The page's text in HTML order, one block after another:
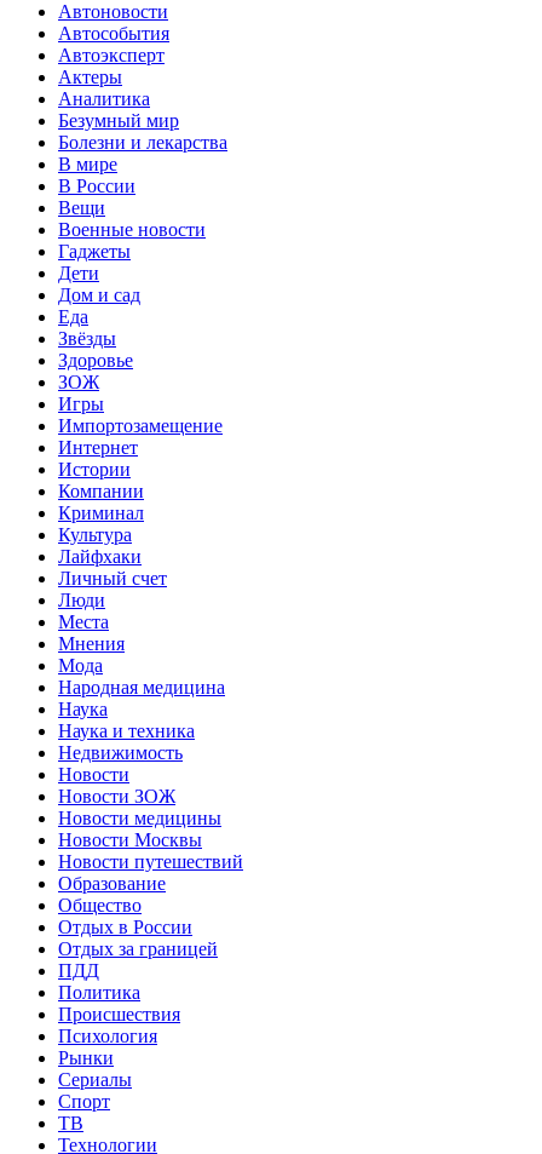
Автоновости
Автособытия
Автоэксперт
Актеры
Аналитика
Безумный мир
Болезни и лекарства
В мире
В России
Вещи
Военные новости
Гаджеты
Дети
Дом и сад
Еда
Звёзды
Здоровье
ЗОЖ
Игры
Импортозамещение
Интернет
Истории
Компании
Криминал
Культура
Лайфхаки
Личный счет
Люди
Места
Мнения
Мода
Народная медицина
Наука
Наука и техника
Недвижимость
Новости
Новости ЗОЖ
Новости медицины
Новости Москвы
Новости путешествий
Образование
Общество
Отдых в России
Отдых за границей
ПДД
Политика
Происшествия
Психология
Рынки
Сериалы
Спорт
ТВ
Технологии